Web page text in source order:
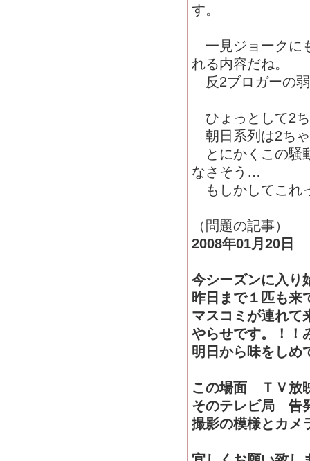
す。
一見ジョークに
れる内容だね。
反2ブロガーの弱
ひょっとして2
朝日系列は2ち
とにかくこの騒
なさそう…
もしかしてこ
（問題の記事）
2008年01月20日
今シーズンに入り
昨日まで１匹も来
マスコミが連れて
やらせです。！！
明日から味をしめ
この場面 ＴＶ放
そのテレビ局 告
撮影の模様とカメ